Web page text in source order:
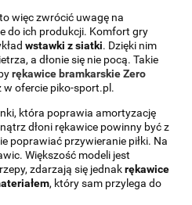
więc zwrócić uwagę na
do ich produkcji. Komfort gry
wstawki z siatki. Dzięki nim
a dłonie się nie pocą. Takie
rękawice bramkarskie Zero
w ofercie piko-sport.pl.
która poprawia amortyzację
dłoni rękawice powinny być z
poprawiać przywieranie piłki. Na
Większość modeli jest
zdarzają się jednakrękawice
, który sam przylega do